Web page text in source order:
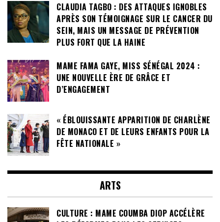
CLAUDIA TAGBO : DES ATTAQUES IGNOBLES
APRÈS SON TÉMOIGNAGE SUR LE CANCER DU
SEIN, MAIS UN MESSAGE DE PRÉVENTION
PLUS FORT QUE LA HAINE
MAME FAMA GAYE, MISS SÉNÉGAL 2024 :
UNE NOUVELLE ÈRE DE GRÂCE ET
D’ENGAGEMENT
« ÉBLOUISSANTE APPARITION DE CHARLÈNE
DE MONACO ET DE LEURS ENFANTS POUR LA
FÊTE NATIONALE »
ARTS
CULTURE : MAME COUMBA DIOP ACCÉLÈRE